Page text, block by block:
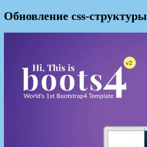
Обновление css-структуры